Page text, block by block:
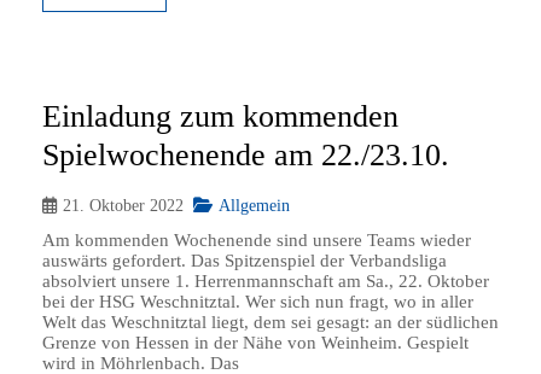
Einladung zum kommenden
Spielwochenende am 22./23.10.
21. Oktober 2022
Allgemein
Am kommenden Wochenende sind unsere Teams wieder
auswärts gefordert. Das Spitzenspiel der Verbandsliga
absolviert unsere 1. Herrenmannschaft am Sa., 22. Oktober
bei der HSG Weschnitztal. Wer sich nun fragt, wo in aller
Welt das Weschnitztal liegt, dem sei gesagt: an der südlichen
Grenze von Hessen in der Nähe von Weinheim. Gespielt
wird in Möhrlenbach. Das